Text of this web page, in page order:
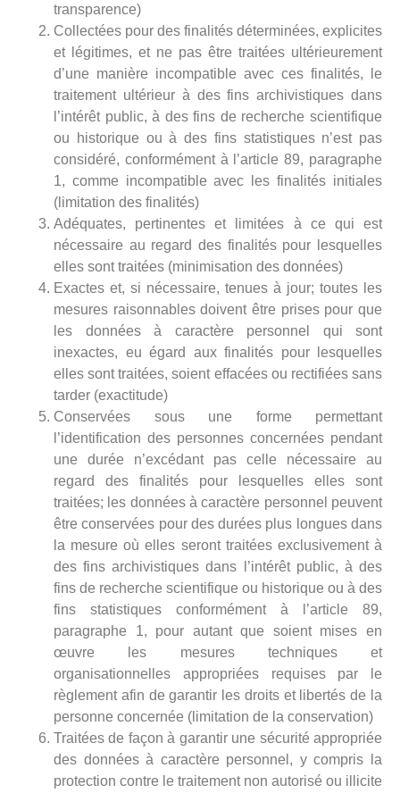
transparence)
Collectées pour des finalités déterminées, explicites
et légitimes, et ne pas être traitées ultérieurement
d’une manière incompatible avec ces finalités, le
traitement ultérieur à des fins archivistiques dans
l’intérêt public, à des fins de recherche scientifique
ou historique ou à des fins statistiques n’est pas
considéré, conformément à l’article 89, paragraphe
1, comme incompatible avec les finalités initiales
(limitation des finalités)
Adéquates, pertinentes et limitées à ce qui est
nécessaire au regard des finalités pour lesquelles
elles sont traitées (minimisation des données)
Exactes et, si nécessaire, tenues à jour; toutes les
mesures raisonnables doivent être prises pour que
les données à caractère personnel qui sont
inexactes, eu égard aux finalités pour lesquelles
elles sont traitées, soient effacées ou rectifiées sans
tarder (exactitude)
Conservées sous une forme permettant
l’identification des personnes concernées pendant
une durée n’excédant pas celle nécessaire au
regard des finalités pour lesquelles elles sont
traitées; les données à caractère personnel peuvent
être conservées pour des durées plus longues dans
la mesure où elles seront traitées exclusivement à
des fins archivistiques dans l’intérêt public, à des
fins de recherche scientifique ou historique ou à des
fins statistiques conformément à l’article 89,
paragraphe 1, pour autant que soient mises en
œuvre les mesures techniques et
organisationnelles appropriées requises par le
règlement afin de garantir les droits et libertés de la
personne concernée (limitation de la conservation)
Traitées de façon à garantir une sécurité appropriée
des données à caractère personnel, y compris la
protection contre le traitement non autorisé ou illicite